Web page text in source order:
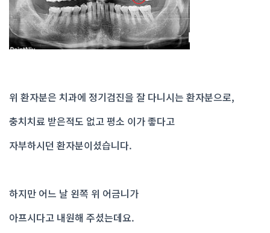
위 환자분은 치과에 정기검진을 잘 다니시는 환자분으로,
충치치료 받은적도 없고 평소 이가 좋다고
자부하시던 환자분이셨습니다.
하지만 어느 날 왼쪽 위 어금니가
아프시다고 내원해 주셨는데요.